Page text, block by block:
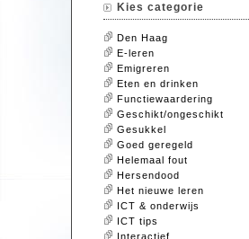
Kies categorie
Den Haag
E-leren
Emigreren
Eten en drinken
Functiewaardering
Geschikt/ongeschikt
Gesukkel
Goed geregeld
Helemaal fout
Hersendood
Het nieuwe leren
ICT & onderwijs
ICT tips
Interactief